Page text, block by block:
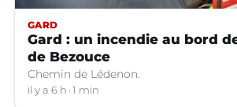
GARD
Gard : un incendie au bord
de Bezouce
Chemin de Lédenon.
il y a 6 h 1 min